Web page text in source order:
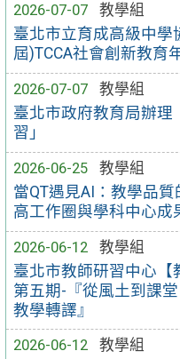
2026-07-07
教學組
臺北市立育成高級中學
屆)TCCA社會創新教育
2026-07-07
教學組
臺北市政府教育局辦理
習」
2026-06-25
教學組
當QT遇見AI：教學品
高工作圈與學科中心成
2026-06-12
教學組
臺北市教師研習中心【
第五期-『從風土到課
教學轉譯』
2026-06-12
教學組